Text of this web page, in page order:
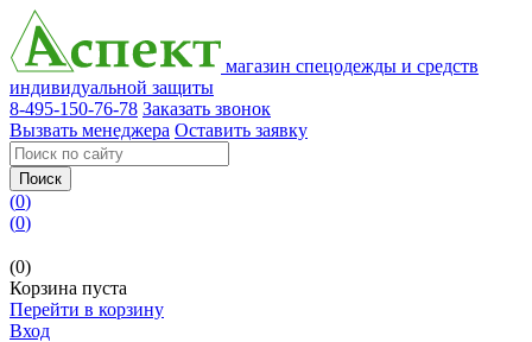
магазин спецодежды и средств
индивидуальной защиты
8-495-150-76-78 Заказать звонок
Вызвать менеджера Оставить заявку
Поиск
(0)
(0)
(0)
Корзина пуста
Перейти в корзину
Вход